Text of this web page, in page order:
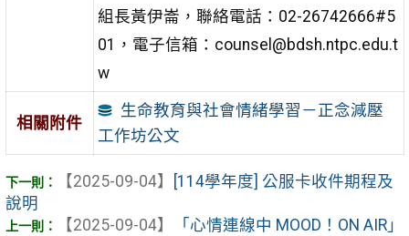
組長黃伊崙，聯絡電話：02-26742666#5
01，電子信箱：counsel@bdsh.ntpc.edu.t
w
相關附件
生命教育與社會情緒學習－正念減壓
工作坊公文
【2025-09-04】
[114學年度] 公服卡收件期程及
說明
【2025-09-04】
「心情連線中 MOOD！ON AIR」